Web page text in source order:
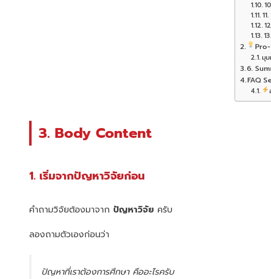
มุ
6.
FAQ
3. Body Content
1. เริ่มจากปัญหาวิจัยก่อน
คำถามวิจัยต้องมาจาก ปัญหาวิจัย ครับ
ลองถามตัวเองก่อนว่า
ปัญหาที่เราต้องการศึกษา คืออะไรครับ